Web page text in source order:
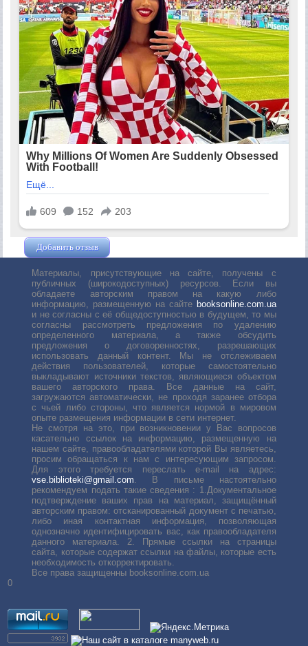
Добавить отзыв
Материалы, присутствующие на сайте, получены с
публичных (широкодоступных) ресурсов. Если вы
обладаете авторским правом на какую либо
информацию, размещенную на сайте booksonline.com.ua
и не согласны с её общедоступностью в будущем, то мы
согласны рассмотреть предложения по удалению
определенного материала, а также обсудить
предложения о договоренностях, разрешающих
использовать данный контент. Мы не отслеживаем
действия пользователей, которые самостоятельно
выкладывают источники текстов, являющиеся объектом
вашего авторского права. Все данные на сайт,
загружаются автоматически, не проходя заранее отбора
с чьей либо стороны, что является нормой в мировом
опыте размещения информации в сети интернет.
Не смотря на это, при возникновении у Вас вопросов
касательно ссылок на информацию, размещенную на
нашем сайте, правообладателями которой Вы являетесь,
просим обращаться к нам с интересующим запросом.
Для этого требуется переслать е-mail на адрес:
vse.biblioteki@gmail.com. В письме настоятельно
рекомендуем подать такие сведения : 1.Документальное
подтверждение ваших прав на материал, защищённый
авторским правом: отсканированный документ с печатью,
либо иная контактная информация, позволяющая
однозначно идентифицировать вас, как правообладателя
данного материала. 2. Прямые ссылки на страницы
сайта, которые содержат ссылки на файлы, которые есть
необходимость откорректировать.
Все права защищенны booksonline.com.ua
0